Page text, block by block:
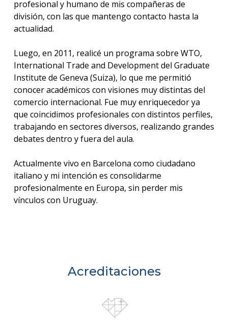
profesional y humano de mis compañeras de
división, con las que mantengo contacto hasta la
actualidad.
Luego, en 2011, realicé un programa sobre WTO,
International Trade and Development del Graduate
Institute de Geneva (Suiza), lo que me permitió
conocer académicos con visiones muy distintas del
comercio internacional. Fue muy enriquecedor ya
que coincidimos profesionales con distintos perfiles,
trabajando en sectores diversos, realizando grandes
debates dentro y fuera del aula.
Actualmente vivo en Barcelona como ciudadano
italiano y mi intención es consolidarme
profesionalmente en Europa, sin perder mis
vínculos con Uruguay.
Acreditaciones